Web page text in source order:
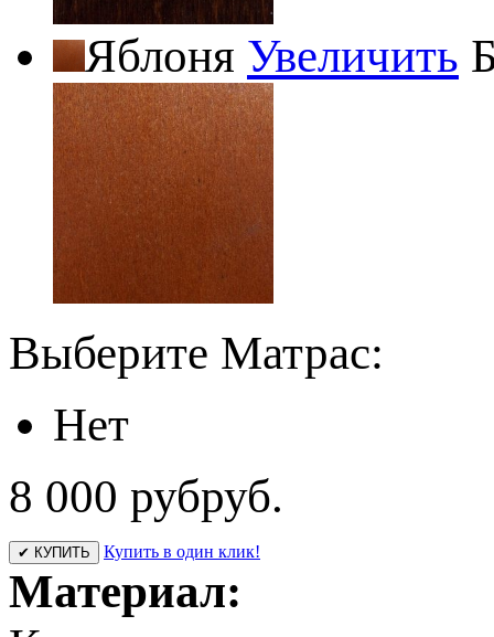
Яблоня Увеличить
Выберите Матрас:
Нет
8 000 рубруб.
✔ КУПИТЬ Купить в один клик!
Материал: